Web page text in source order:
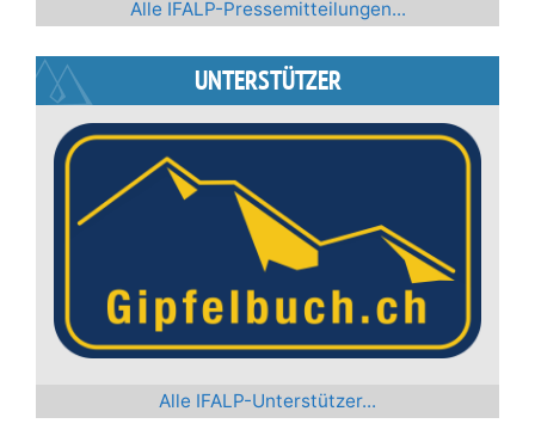
Alle IFALP-Pressemitteilungen...
UNTERSTÜTZER
Alle IFALP-Unterstützer...